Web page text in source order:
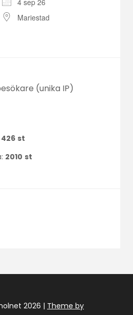
Mariestad
(unika IP)
426 st
2010 st
2026 | Theme by